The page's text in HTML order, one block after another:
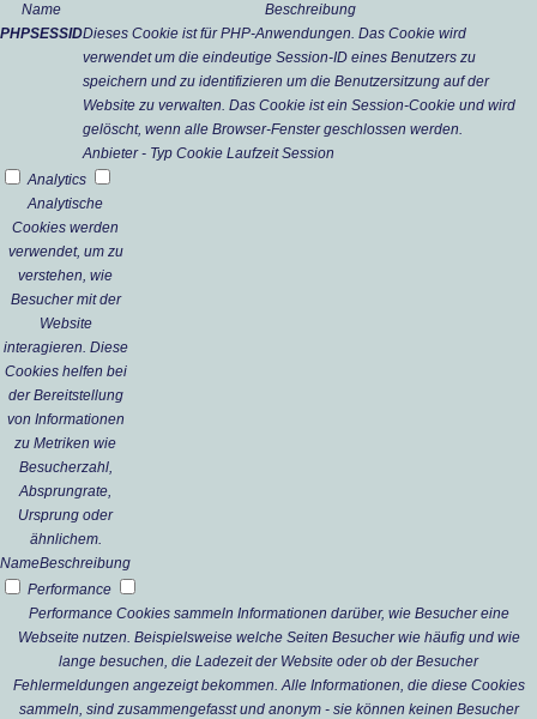
Name
Beschreibung
PHPSESSIDDieses Cookie ist für PHP-Anwendungen. Das Cookie wird
verwendet um die eindeutige Session-ID eines Benutzers zu
speichern und zu identifizieren um die Benutzersitzung auf der
Website zu verwalten. Das Cookie ist ein Session-Cookie und wird
gelöscht, wenn alle Browser-Fenster geschlossen werden.
Anbieter - Typ Cookie Laufzeit Session
Analytics
Analytische
Cookies werden
verwendet, um zu
verstehen, wie
Besucher mit der
Website
interagieren. Diese
Cookies helfen bei
der Bereitstellung
von Informationen
zu Metriken wie
Besucherzahl,
Absprungrate,
Ursprung oder
ähnlichem.
NameBeschreibung
Performance
Performance Cookies sammeln Informationen darüber, wie Besucher eine
Webseite nutzen. Beispielsweise welche Seiten Besucher wie häufig und wie
lange besuchen, die Ladezeit der Website oder ob der Besucher
Fehlermeldungen angezeigt bekommen. Alle Informationen, die diese Cookies
sammeln, sind zusammengefasst und anonym - sie können keinen Besucher